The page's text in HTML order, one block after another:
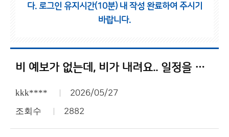
다. 로그인 유지시간(10분) 내 작성 완료하여 주시기
바랍니다.
비 예보가 없는데, 비가 내려요.. 일정을 날씨에 맞춰서 진행하는데..
kkk**** 2026/05/27
조회수 2882